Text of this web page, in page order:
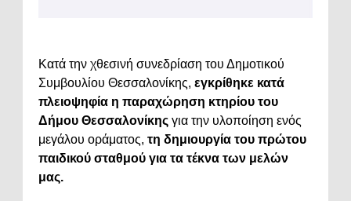
Κατά την χθεσινή συνεδρίαση του Δημοτικού
Συμβουλίου Θεσσαλονίκης, εγκρίθηκε κατά
πλειοψηφία η παραχώρηση κτηρίου του
Δήμου Θεσσαλονίκης για την υλοποίηση ενός
μεγάλου οράματος, τη δημιουργία του πρώτου
παιδικού σταθμού για τα τέκνα των μελών
μας.